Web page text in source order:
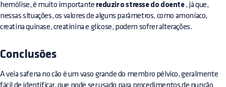
hemólise, é muito importante reduzir o stresse do doente, já que,
nessas situações, os valores de alguns parâmetros, como amoníaco,
creatina quinase, creatinina e glicose, podem sofrer alterações.
Conclusões
A veia safena no cão é um vaso grande do membro pélvico, geralmente
fácil de identificar, que pode ser usado para procedimentos de punção